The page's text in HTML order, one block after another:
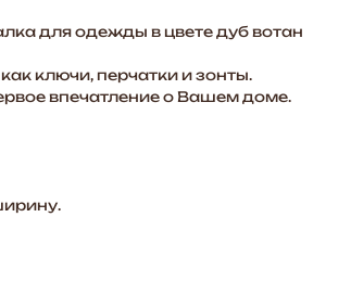
для одежды в цвете дуб вотан
ключи, перчатки и зонты.
впечатление о Вашем доме.